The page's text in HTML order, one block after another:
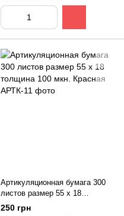
Артикуляционная бумага 300
листов размер 55 x 18
толщина 100 мкн. Красная
250 грн